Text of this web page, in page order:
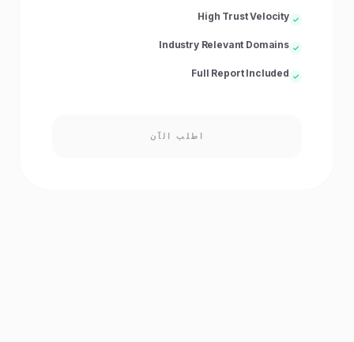
High Trust Velocity
Industry Relevant Domains
Full Report Included
اطلب الآن